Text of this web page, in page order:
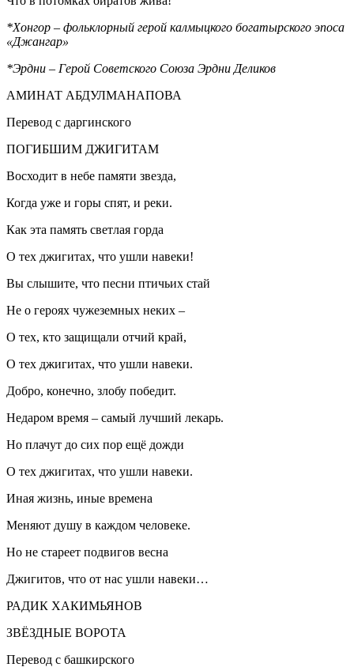
*Хонгор – фольклорный герой калмыцкого богатырского эпоса
«Джангар»
*Эрдни – Герой Советского Союза Эрдни Деликов
АМИНАТ АБДУЛМАНАПОВА
Перевод с даргинского
ПОГИБШИМ ДЖИГИТАМ
Восходит в небе памяти звезда,
Когда уже и горы спят, и реки.
Как эта память светлая горда
О тех джигитах, что ушли навеки!
Вы слышите, что песни птичьих стай
Не о героях чужеземных неких –
О тех, кто защищали отчий край,
О тех джигитах, что ушли навеки.
Добро, конечно, злобу победит.
Недаром время – самый лучший лекарь.
Но плачут до сих пор ещё дожди
О тех джигитах, что ушли навеки.
Иная жизнь, иные времена
Меняют душу в каждом человеке.
Но не стареет подвигов весна
Джигитов, что от нас ушли навеки…
РАДИК ХАКИМЬЯНОВ
ЗВЁЗДНЫЕ ВОРОТА
Перевод с башкирского